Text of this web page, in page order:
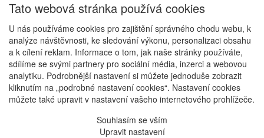
Tato webová stránka používá cookies
U nás používáme cookies pro zajištění správného chodu webu, k
analýze návštěvnosti, ke sledování výkonu, personalizaci obsahu
a k cílení reklam. Informace o tom, jak naše stránky používáte,
sdílíme se svými partnery pro sociální média, inzerci a webovou
analytiku. Podrobnější nastavení si můžete jednoduše zobrazit
kliknutím na „podrobné nastavení cookies“. Nastavení cookies
můžete také upravit v nastavení vašeho internetového prohlížeče.
Souhlasím se vším
Upravit nastavení